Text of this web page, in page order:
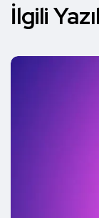
İlgili